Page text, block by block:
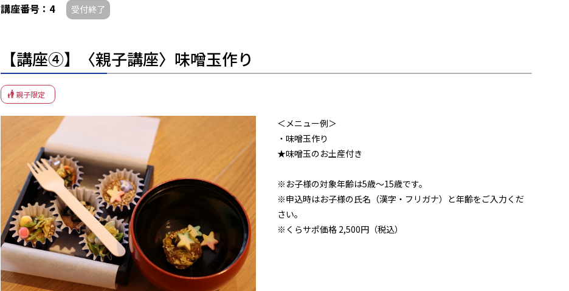
講座番号：4 受付終了
【講座④】〈親子講座〉味噌玉作り
親子限定
＜メニュー例＞
・味噌玉作り
★味噌玉のお土産付き
※お子様の対象年齢は5歳～15歳です。
※申込時はお子様の氏名（漢字・フリガナ）と年齢をご入力くだ
さい。
※くらサポ価格 2,500円（税込）